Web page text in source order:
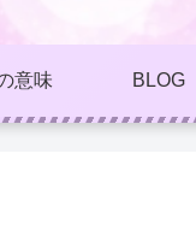
意味 BLOG